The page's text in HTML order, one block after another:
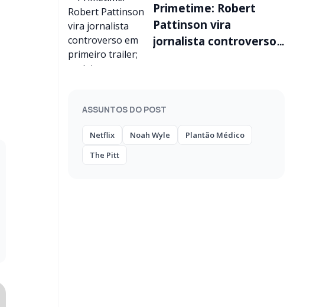
Primetime: Robert
Pattinson vira
jornalista controverso
ASSUNTOS DO POST
Netflix Noah Wyle
Plantão Médico
The Pitt